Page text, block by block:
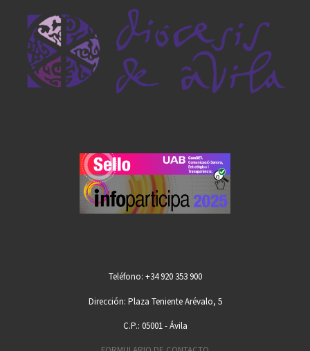
Teléfono: +34 920 353 900
Dirección: Plaza Teniente Arévalo, 5
C.P.: 05001 - Ávila